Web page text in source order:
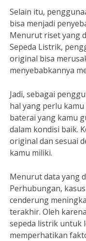
Selain itu,
bisa menjadi
Menurut riset yang
Sepeda Listrik,
original bisa
menyebabkannya
Jadi, sebagai
hal yang perlu
baterai yang kamu
dalam kondisi baik.
original dan sesuai
kamu miliki.
Menurut data yang
Perhubungan,
cenderung
terakhir. Oleh
sepeda listrik untuk
memperhatikan